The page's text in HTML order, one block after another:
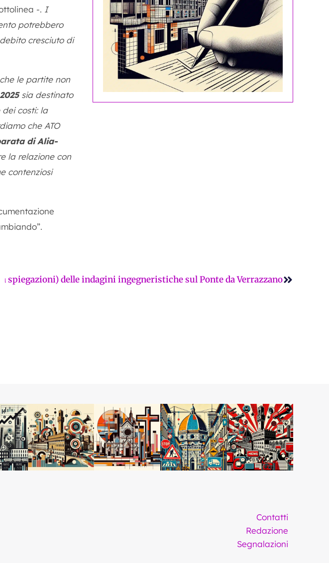
-. I
potrebbero
cresciuto di
le partite non
sia destinato
costi: la
che ATO
di Alia-
la relazione con
contenziosi
spiegazioni) delle indagini ingegneristiche sul Ponte da Verrazzano
Contatti
Redazione
Segnalazioni